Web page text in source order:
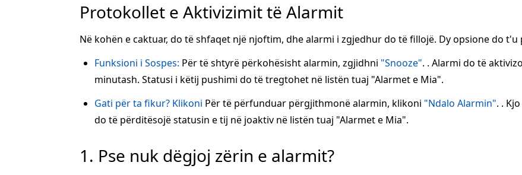
Protokollet e Aktivizimit të Alarmit
Në kohën e caktuar, do të shfaqet një njoftim, dhe alarmi i zgjedhur do të fillojë. Dy opsione do
Funksioni i Sospes: Për të shtyrë përkohësisht alarmin, zgjidhni "Snooze". . Alarmi do të
minutash. Statusi i këtij pushimi do të tregtohet në listën tuaj "Alarmet e Mia".
Gati për ta fikur? Klikoni Për të përfunduar përgjithmonë alarmin, klikoni "Ndalo Alarmin". .
do të përditësojë statusin e tij në joaktiv në listën tuaj "Alarmet e Mia".
1. Pse nuk dëgjoj zërin e alarmit?